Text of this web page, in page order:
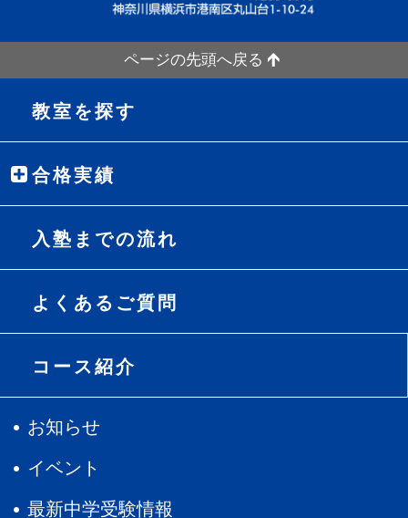
ページの先頭へ戻る
教室を探す
合格実績
入塾までの流れ
よくあるご質問
コース紹介
お知らせ
イベント
最新中学受験情報